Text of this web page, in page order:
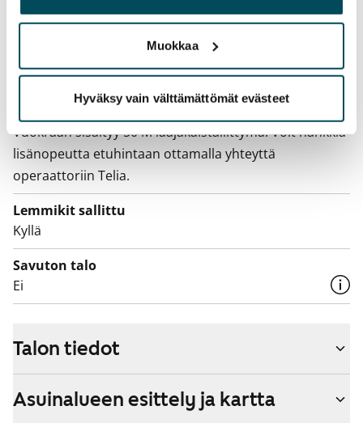
palvelujaan.
Muokkaa
Hyväksy vain välttämättömät evästeet
Kulutuksen mukaan
Vuokralainen solmii itse sähkösopimuksen.
Vuokraan sisältyy 50 M laajakaistaliittymä. Voit hankkia
lisänopeutta etuhintaan ottamalla yhteyttä
operaattoriin Telia.
Lemmikit sallittu
Kyllä
Savuton talo
Ei
Talon tiedot
Asuinalueen esittely ja kartta